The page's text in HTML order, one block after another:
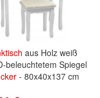
aus Holz weiß
beleuchtetem Spiegel
- 80x40x137 cm